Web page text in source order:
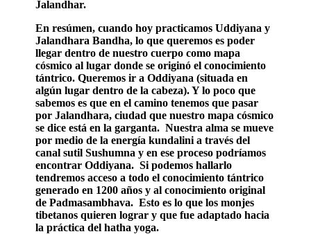
Jalandhar.
En resúmen, cuando hoy practicamos Uddiyana y
Jalandhara Bandha, lo que queremos es poder
llegar dentro de nuestro cuerpo como mapa
cósmico al lugar donde se originó el conocimiento
tántrico. Queremos ir a Oddiyana (situada en
algún lugar dentro de la cabeza). Y lo poco que
sabemos es que en el camino tenemos que pasar
por Jalandhara, ciudad que nuestro mapa cósmico
se dice está en la garganta. Nuestra alma se mueve
por medio de la energía kundalini a través del
canal sutil Sushumna y en ese proceso podríamos
encontrar Oddiyana. Si podemos hallarlo
tendremos acceso a todo el conocimiento tántrico
generado en 1200 años y al conocimiento original
de Padmasambhava. Esto es lo que los monjes
tibetanos quieren lograr y que fue adaptado hacia
la práctica del hatha yoga.